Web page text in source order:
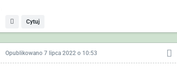
Cytuj
Opublikowano 7 lipca 2022 o 10:53